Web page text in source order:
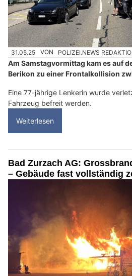
31.05.25 VON POLIZEI.NEWS
Am Samstagvormittag kam es auf
Berikon zu einer Frontalkollision
Eine 77-jährige Lenkerin wurde
Fahrzeug befreit werden.
Weiterlesen
Bad Zurzach AG:
– Gebäude fast vollständig